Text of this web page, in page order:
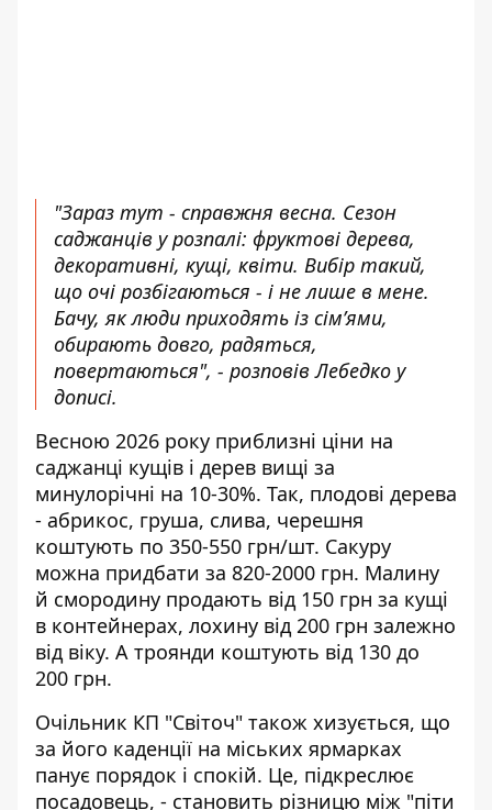
"Зараз тут - справжня весна. Сезон
саджанців у розпалі: фруктові дерева,
декоративні, кущі, квіти. Вибір такий,
що очі розбігаються - і не лише в мене.
Бачу, як люди приходять із сім’ями,
обирають довго, радяться,
повертаються", - розповів Лебедко у
дописі.
Весною 2026 року приблизні ціни на
саджанці кущів і дерев вищі за
минулорічні на 10-30%. Так, плодові дерева
- абрикос, груша, слива, черешня
коштують по 350-550 грн/шт. Сакуру
можна придбати за 820-2000 грн. Малину
й смородину продають від 150 грн за кущі
в контейнерах, лохину від 200 грн залежно
від віку. А троянди коштують від 130 до
200 грн.
Очільник КП "Світоч" також хизується, що
за його каденції на міських ярмарках
панує порядок і спокій. Це, підкреслює
посадовець, - становить різницю між "піти